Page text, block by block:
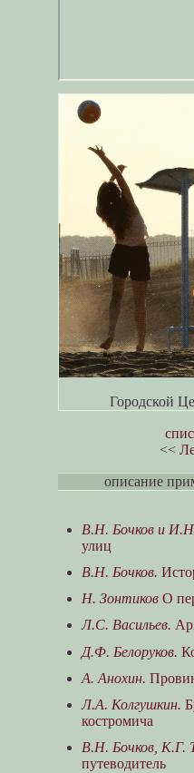
Городской
<<
описание
В.Н. Бочков и
улиц
В.Н. Бочков.
Н. ЗонтиковО
Л.С. Васильев.
Д.Ф. Белоруков.
А. Анохин.
Л.А. Колгушкин.
костромича
В.Н. Бочков, К.Г.
путеводитель